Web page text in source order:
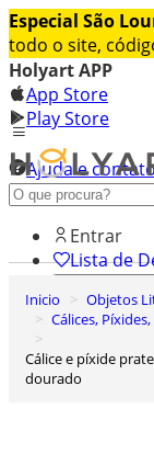
Especial São
todo o site,
Holyart APP
App Store
Play Store
Ajuda e
Conheça premium
Entrar
Lista de
0
Carrinho de
Inicio Objetos
Cálices,
Cálice e píxide prateados com decoração cinzelada na copa e na base, nó
dourado